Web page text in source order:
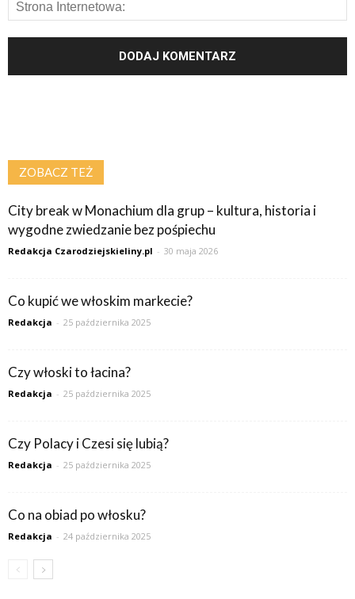
ZOBACZ TEŻ
City break w Monachium dla grup – kultura, historia i
wygodne zwiedzanie bez pośpiechu
Redakcja Czarodziejskieliny.pl - 30 maja 2026
Co kupić we włoskim markecie?
Redakcja - 25 października 2025
Czy włoski to łacina?
Redakcja - 25 października 2025
Czy Polacy i Czesi się lubią?
Redakcja - 25 października 2025
Co na obiad po włosku?
Redakcja - 24 października 2025